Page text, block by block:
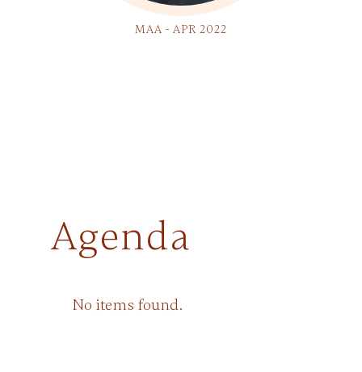
MAA - APR 2022
OKT - NOV 2021
Agenda
No items found.